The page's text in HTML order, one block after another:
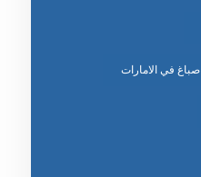
صباغ في الامارات